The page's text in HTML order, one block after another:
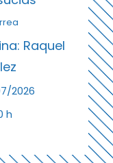
Raquel
2026
h